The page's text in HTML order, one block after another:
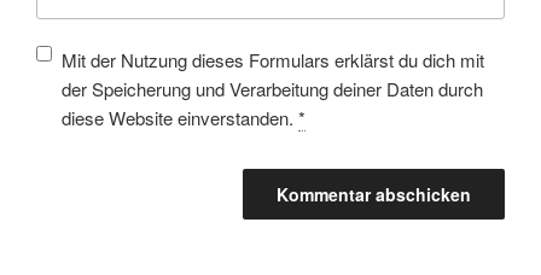
Mit der Nutzung dieses Formulars erklärst du dich mit
der Speicherung und Verarbeitung deiner Daten durch
diese Website einverstanden. *